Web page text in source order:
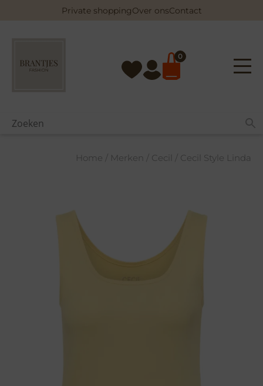
Private shoppingOver onsContact
0
Home / Merken / Cecil / Cecil Style Linda